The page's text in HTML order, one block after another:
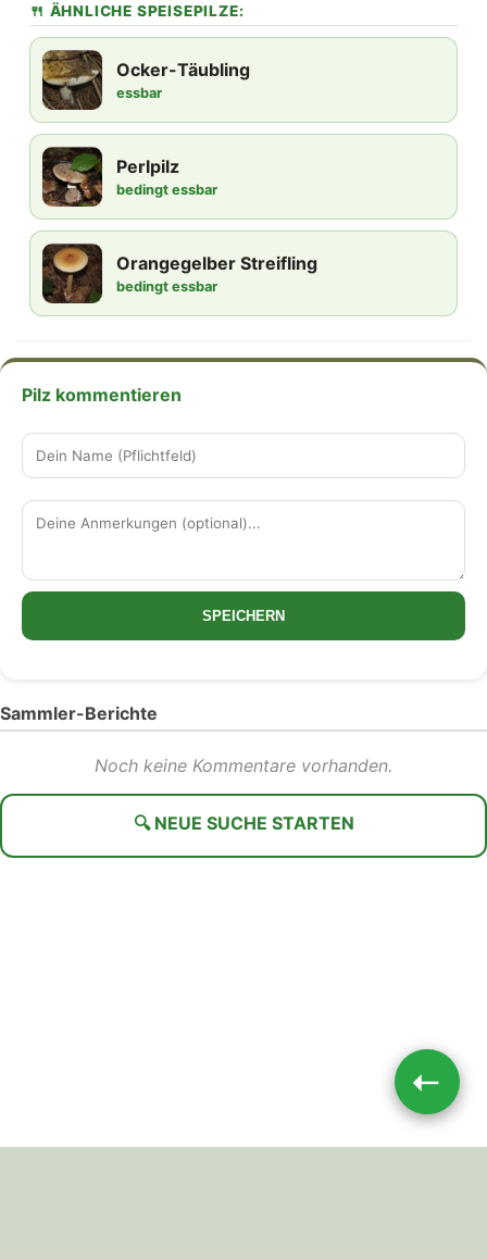
🍴 ÄHNLICHE SPEISEPILZE:
Ocker-Täubling
essbar
Perlpilz
bedingt essbar
Orangegelber Streifling
bedingt essbar
Pilz kommentieren
SPEICHERN
Sammler-Berichte
Noch keine Kommentare vorhanden.
🔍 NEUE SUCHE STARTEN
➝